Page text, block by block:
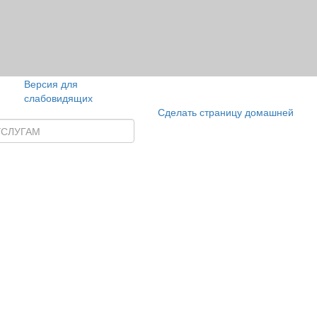
Версия для
слабовидящих
Сделать страницу домашней